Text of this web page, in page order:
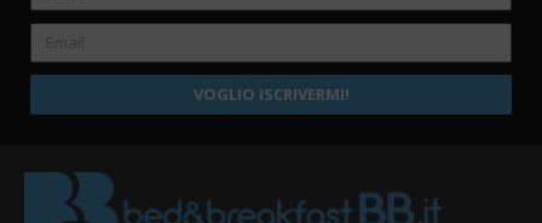
VOGLIO ISCRIVERMI!